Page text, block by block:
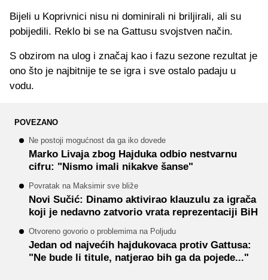
Bijeli u Koprivnici nisu ni dominirali ni briljirali, ali su
pobijedili. Reklo bi se na Gattusu svojstven način.
S obzirom na ulog i značaj kao i fazu sezone rezultat je
ono što je najbitnije te se igra i sve ostalo padaju u
vodu.
POVEZANO
Ne postoji mogućnost da ga iko dovede
Marko Livaja zbog Hajduka odbio nestvarnu
cifru: "Nismo imali nikakve šanse"
Povratak na Maksimir sve bliže
Novi Sučić: Dinamo aktivirao klauzulu za igrača
koji je nedavno zatvorio vrata reprezentaciji BiH
Otvoreno govorio o problemima na Poljudu
Jedan od najvećih hajdukovaca protiv Gattusa:
"Ne bude li titule, natjerao bih ga da pojede..."